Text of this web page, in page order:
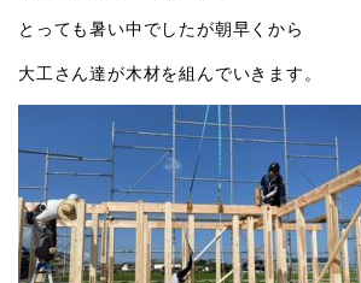
とっても暑い中でしたが朝早くから
大工さん達が木材を組んでいきます。